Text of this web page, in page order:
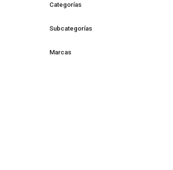
Categorías
Subcategorías
Marcas